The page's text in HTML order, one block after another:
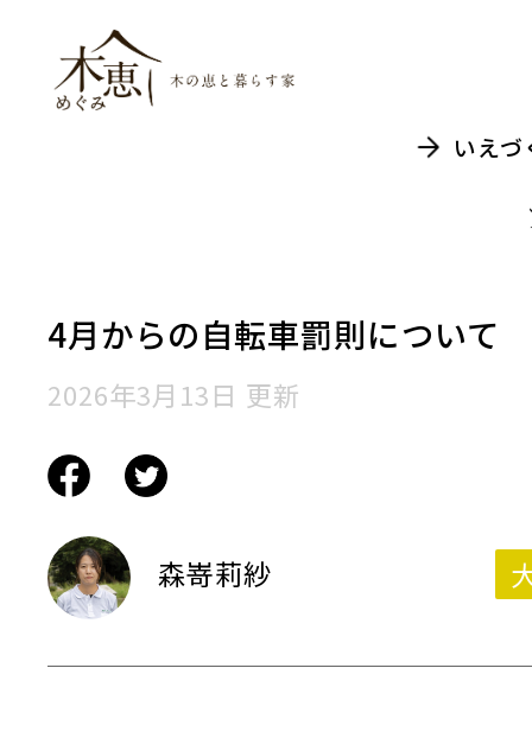
いえ
4月からの自転車罰則について
2026年3月13日 更新
森嵜莉紗